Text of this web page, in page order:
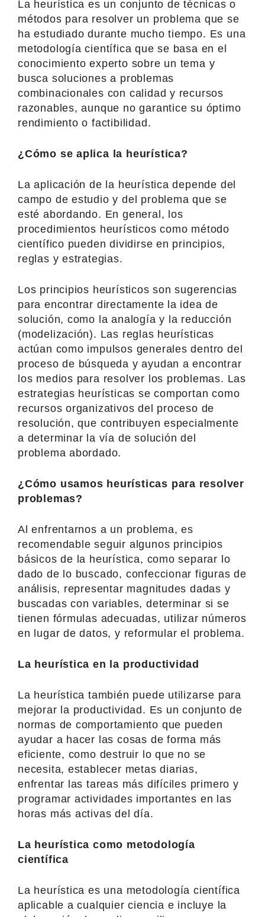
La heurística es un conjunto de técnicas o
métodos para resolver un problema que se
ha estudiado durante mucho tiempo. Es una
metodología científica que se basa en el
conocimiento experto sobre un tema y
busca soluciones a problemas
combinacionales con calidad y recursos
razonables, aunque no garantice su óptimo
rendimiento o factibilidad.
¿Cómo se aplica la heurística?
La aplicación de la heurística depende del
campo de estudio y del problema que se
esté abordando. En general, los
procedimientos heurísticos como método
científico pueden dividirse en principios,
reglas y estrategias.
Los principios heurísticos son sugerencias
para encontrar directamente la idea de
solución, como la analogía y la reducción
(modelización). Las reglas heurísticas
actúan como impulsos generales dentro del
proceso de búsqueda y ayudan a encontrar
los medios para resolver los problemas. Las
estrategias heurísticas se comportan como
recursos organizativos del proceso de
resolución, que contribuyen especialmente
a determinar la vía de solución del
problema abordado.
¿Cómo usamos heurísticas para resolver
problemas?
Al enfrentarnos a un problema, es
recomendable seguir algunos principios
básicos de la heurística, como separar lo
dado de lo buscado, confeccionar figuras de
análisis, representar magnitudes dadas y
buscadas con variables, determinar si se
tienen fórmulas adecuadas, utilizar números
en lugar de datos, y reformular el problema.
La heurística en la productividad
La heurística también puede utilizarse para
mejorar la productividad. Es un conjunto de
normas de comportamiento que pueden
ayudar a hacer las cosas de forma más
eficiente, como destruir lo que no se
necesita, establecer metas diarias,
enfrentar las tareas más difíciles primero y
programar actividades importantes en las
horas más activas del día.
La heurística como metodología
científica
La heurística es una metodología científica
aplicable a cualquier ciencia e incluye la